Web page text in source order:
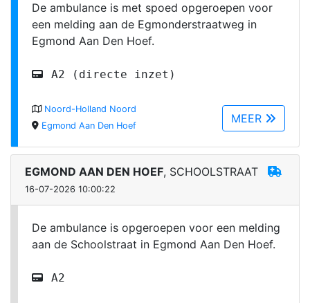
De ambulance is met spoed opgeroepen voor
een melding aan de Egmonderstraatweg in
Egmond Aan Den Hoef.
A2 (directe inzet)
MEER
Noord-Holland Noord
Egmond Aan Den Hoef
EGMOND AAN DEN HOEF, SCHOOLSTRAAT
16-07-2026 10:00:22
De ambulance is opgeroepen voor een melding
aan de Schoolstraat in Egmond Aan Den Hoef.
A2